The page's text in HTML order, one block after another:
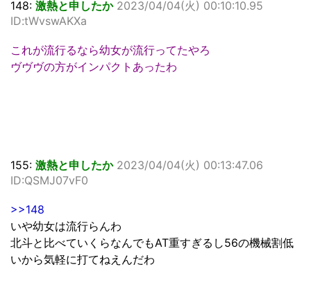
148: 激熱と申したか 2023/04/04(火) 00:10:10.95
ID:tWvswAKXa
これが流行るなら幼女が流行ってたやろ
ヴヴヴの方がインパクトあったわ
155: 激熱と申したか 2023/04/04(火) 00:13:47.06
ID:QSMJ07vF0
>>148
いや幼女は流行らんわ
北斗と比べていくらなんでもAT重すぎるし56の機械割低
いから気軽に打てねえんだわ